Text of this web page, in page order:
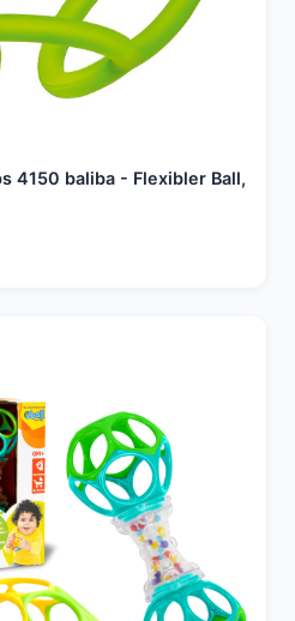
4150 baliba - Flexibler Ball,